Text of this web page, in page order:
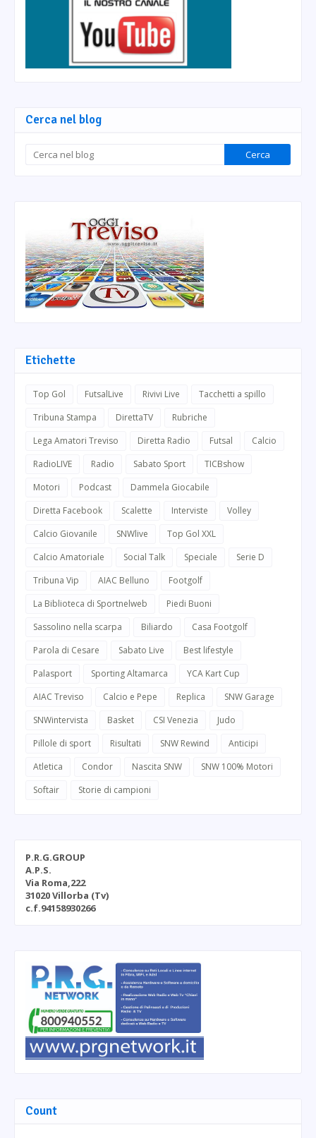
Cerca nel blog
Etichette
Top Gol FutsalLive Rivivi Live
Tacchetti a spillo
Tribuna Stampa
DirettaTV
Rubriche
Lega Amatori Treviso
Diretta Radio Futsal
Calcio
RadioLIVE
Radio Sabato Sport
TICBshow
Motori
Podcast
Dammela Giocabile
Diretta Facebook
Scalette Interviste
Volley
Calcio Giovanile
SNWlive
Top Gol XXL
Calcio Amatoriale
Social Talk Speciale
Serie D
Tribuna Vip
AIAC Belluno
Footgolf
La Biblioteca di Sportnelweb
Piedi Buoni
Sassolino nella scarpa
Biliardo
Casa Footgolf
Parola di Cesare
Sabato Live
Best lifestyle
Palasport
Sporting Altamarca
YCA Kart Cup
AIAC Treviso
Calcio e Pepe Replica
SNW Garage
SNWintervista
Basket CSI Venezia
Judo
Pillole di sport
Risultati SNW Rewind
Anticipi
Atletica
Condor Nascita SNW
SNW 100% Motori
Softair
Storie di campioni
P.R.G.GROUP
A.P.S.
Via Roma,222
31020 Villorba (Tv)
c.f.94158930266
Count